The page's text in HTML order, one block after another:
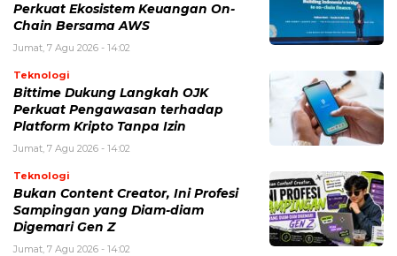
Perkuat Ekosistem Keuangan On-
Chain Bersama AWS
Jumat, 7 Agu 2026 - 14:02
Teknologi
Bittime Dukung Langkah OJK
Perkuat Pengawasan terhadap
Platform Kripto Tanpa Izin
Jumat, 7 Agu 2026 - 14:02
Teknologi
Bukan Content Creator, Ini Profesi
Sampingan yang Diam-diam
Digemari Gen Z
Jumat, 7 Agu 2026 - 14:02